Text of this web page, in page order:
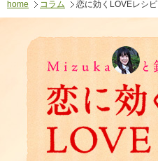
home コラム 恋に効くLOVEレシピ